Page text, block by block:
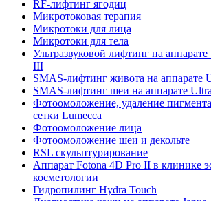
RF-лифтинг ягодиц
Микротоковая терапия
Микротоки для лица
Микротоки для тела
Ультразвуковой лифтинг на
III
SMAS-лифтинг живота на аппарате
SMAS-лифтинг шеи на аппарате
Фотоомоложение, удаление
сетки Lumecca
Фотоомоложение лица
Фотоомоложение шеи и декольте
RSL скульптурирование
Аппарат Fotona 4D Pro II в клинике
косметологии
Гидропилинг Hydra Touch